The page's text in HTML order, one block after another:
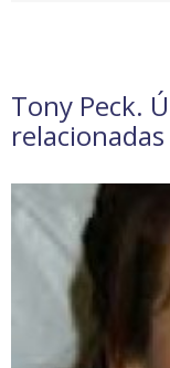
Tony Peck.
relacionadas